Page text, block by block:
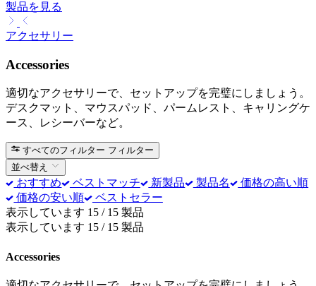
製品を見る
アクセサリー
Accessories
適切なアクセサリーで、セットアップを完璧にしましょう。
デスクマット、マウスパッド、パームレスト、キャリングケ
ース、レシーバーなど。
すべてのフィルター フィルター
並べ替え
おすすめ ベストマッチ 新製品 製品名
価格の高い順
価格の安い順
ベストセラー
表示しています 15 / 15 製品
表示しています 15 / 15 製品
Accessories